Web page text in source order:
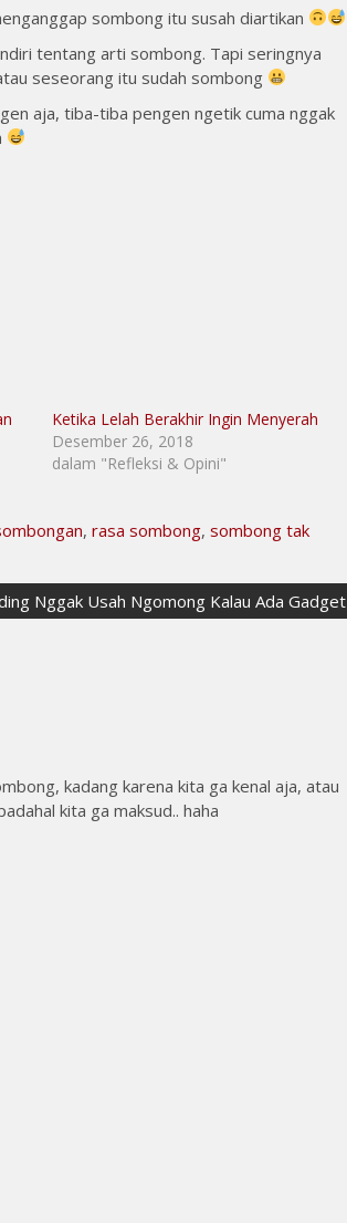
sombong itu susah diartikan
tentang arti sombong. Tapi seringnya
seseorang itu sudah sombong
aja, tiba-tiba pengen ngetik cuma nggak
Ketika Lelah Berakhir Ingin Menyerah
Desember 26, 2018
dalam "Refleksi & Opini"
, rasa sombong, sombong tak
Nggak Usah Ngomong Kalau Ada Gadget
kadang karena kita ga kenal aja, atau
kita ga maksud.. haha